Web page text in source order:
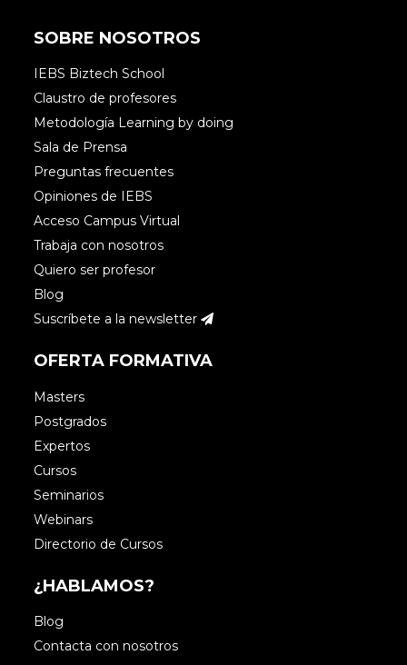
SOBRE NOSOTROS
IEBS Biztech School
Claustro de profesores
Metodología Learning by doing
Sala de Prensa
Preguntas frecuentes
Opiniones de IEBS
Acceso Campus Virtual
Trabaja con nosotros
Quiero ser profesor
Blog
Suscríbete a la newsletter
OFERTA FORMATIVA
Masters
Postgrados
Expertos
Cursos
Seminarios
Webinars
Directorio de Cursos
¿HABLAMOS?
Blog
Contacta con nosotros